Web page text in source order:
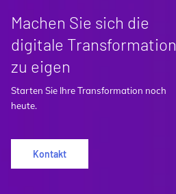
Machen Sie sich die
digitale Transformation
zu eigen
Starten Sie Ihre Transformation noch
heute.
Kontakt